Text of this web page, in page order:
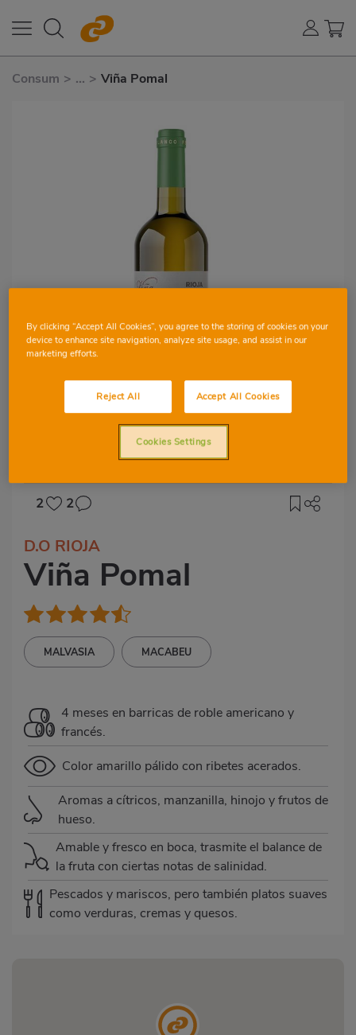
Consum > ... > Viña Pomal
2 2
D.O RIOJA
Viña Pomal
MALVASIA MACABEU
4 meses en barricas de roble americano y
francés.
Color amarillo pálido con ribetes acerados.
Aromas a cítricos, manzanilla, hinojo y frutos de
hueso.
Amable y fresco en boca, trasmite el balance de
la fruta con ciertas notas de salinidad.
Pescados y mariscos, pero también platos suaves
como verduras, cremas y quesos.
By clicking “Accept All Cookies”, you agree to the storing of cookies on your
device to enhance site navigation, analyze site usage, and assist in our
marketing efforts.
Reject All Accept All Cookies
Cookies Settings